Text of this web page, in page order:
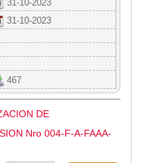
31-10-2023
31-10-2023
467
DE
Nro 004-F-A-FAAA-